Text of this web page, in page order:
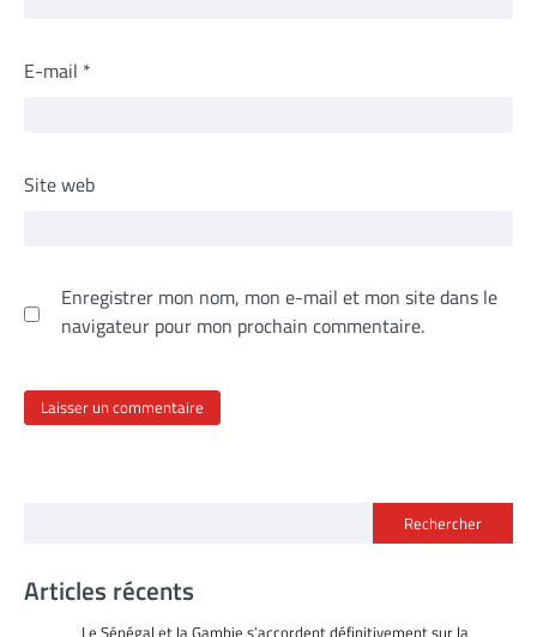
E-mail *
Site web
Enregistrer mon nom, mon e-mail et mon site dans le
navigateur pour mon prochain commentaire.
Rechercher
Articles récents